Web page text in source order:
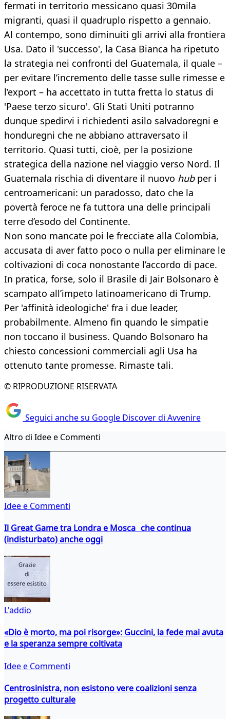
fermati in territorio messicano quasi 30mila
migranti, quasi il quadruplo rispetto a gennaio.
Al contempo, sono diminuiti gli arrivi alla frontiera
Usa. Dato il 'successo', la Casa Bianca ha ripetuto
la strategia nei confronti del Guatemala, il quale –
per evitare l’incremento delle tasse sulle rimesse e
l’export – ha accettato in tutta fretta lo status di
'Paese terzo sicuro'. Gli Stati Uniti potranno
dunque spedirvi i richiedenti asilo salvadoregni e
honduregni che ne abbiano attraversato il
territorio. Quasi tutti, cioè, per la posizione
strategica della nazione nel viaggio verso Nord. Il
Guatemala rischia di diventare il nuovo hubper i
centroamericani: un paradosso, dato che la
povertà feroce ne fa tuttora una delle principali
terre d’esodo del Continente.
Non sono mancate poi le frecciate alla Colombia,
accusata di aver fatto poco o nulla per eliminare le
coltivazioni di coca nonostante l’accordo di pace.
In pratica, forse, solo il Brasile di Jair Bolsonaro è
scampato all’impeto latinoamericano di Trump.
Per 'affinità ideologiche' fra i due leader,
probabilmente. Almeno fin quando le simpatie
non toccano il business. Quando Bolsonaro ha
chiesto concessioni commerciali agli Usa ha
ottenuto tante promesse. Rimaste tali.
© RIPRODUZIONE RISERVATA
Seguici anche su Google Discover di Avvenire
Altro di Idee e Commenti
Idee e Commenti
Il Great Game tra Londra e Mosca che continua
(indisturbato) anche oggi
L'addio
«Dio è morto, ma poi risorge»: Guccini, la fede mai avuta
e la speranza sempre coltivata
Idee e Commenti
Centrosinistra, non esistono vere coalizioni senza
progetto culturale